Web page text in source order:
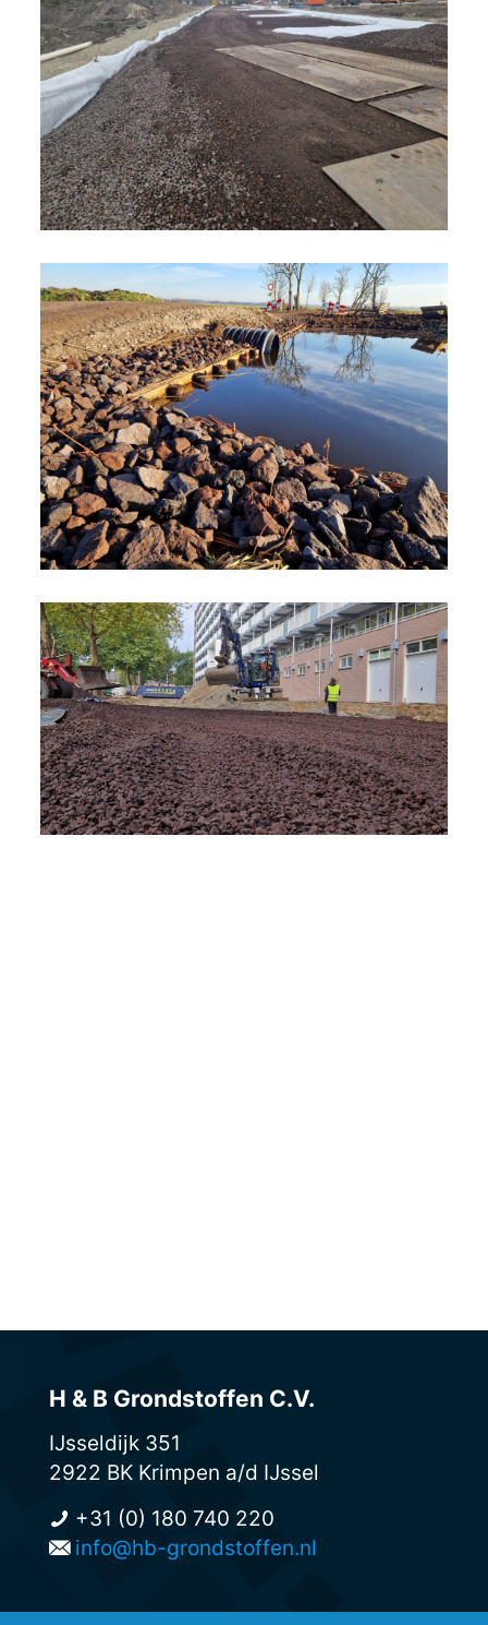
Werk Drimmelen | Molenweel
Bekijk project
Werk Gouderak
Bekijk project
Werk Alblasserdam | Nicolaas
Beetstraat
Bekijk project
Werk Volendam
H & B Grondstoffen C.V.
IJsseldijk 351
2922 BK Krimpen a/d IJssel
+31 (0) 180 740 220
info@hb-grondstoffen.nl